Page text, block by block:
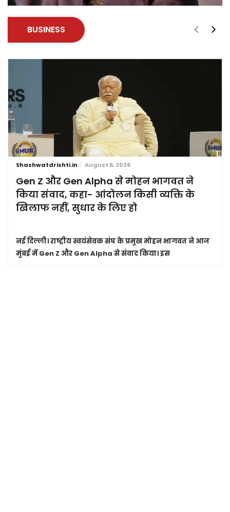
BUSINESS
Shashwatdrishti.in August 6, 2026
Gen Z और Gen Alpha से मोहन भागवत ने
किया संवाद, कहा- आंदोलन किसी व्यक्ति के
खिलाफ नहीं, सुधार के लिए हो
नई दिल्ली।राष्ट्रीय स्वयंसेवक संघ के प्रमुख मोहन भागवत ने आज
मुंबई में Gen Z और Gen Alpha से संवाद किया। इस